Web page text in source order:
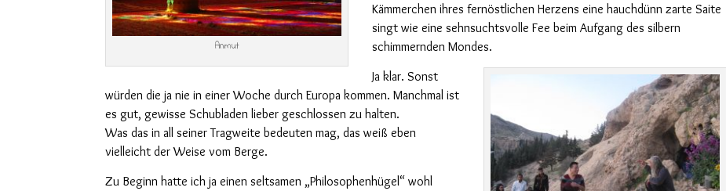
Anmut
Kämmerchen ihres fernöstlichen Herzens eine hauchdünn zarte Saite
singt wie eine sehnsuchtsvolle Fee beim Aufgang des silbern
schimmernden Mondes.
Ja klar. Sonst
würden die ja nie in einer Woche durch Europa kommen. Manchmal ist
es gut, gewisse Schubladen lieber geschlossen zu halten.
Was das in all seiner Tragweite bedeuten mag, das weiß eben
vielleicht der Weise vom Berge.
Zu Beginn hatte ich ja einen seltsamen „Philosophenhügel“ wohl